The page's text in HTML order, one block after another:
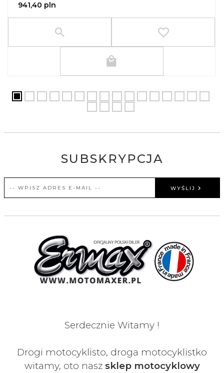
941,40 pln
SUBSKRYPCJA
WYŚLIJ
Serdecznie Witamy !
Drogi motocyklisto, droga motocyklistko
witamy, oto nasz sklep motocyklowy